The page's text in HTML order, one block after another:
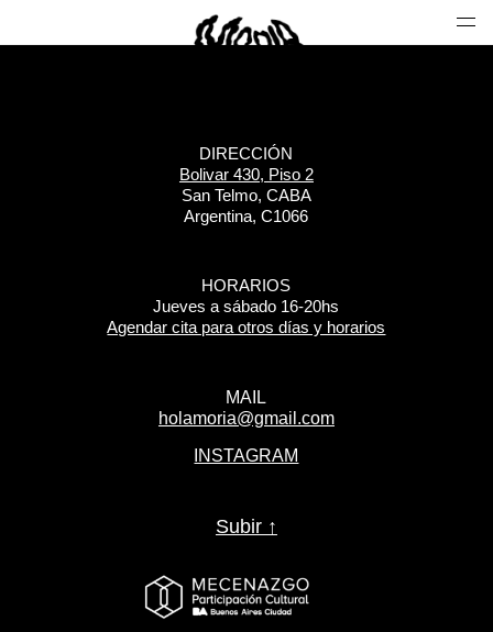
DIRECCIÓN
Bolivar 430, Piso 2
San Telmo, CABA
Argentina, C1066
HORARIOS
Jueves a sábado 16-20hs
Agendar cita para otros días y horarios
MAIL
holamoria@gmail.com
INSTAGRAM
Subir ↑